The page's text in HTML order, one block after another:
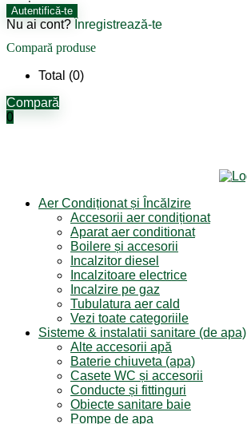
Autentifică-te
Nu ai cont? Înregistrează-te
Compară produse
Total (0)
Compară
0
Aer Condiționat și Încălzire
Accesorii aer condiționat
Aparat aer conditionat
Boilere și accesorii
Incalzitor diesel
Incalzitoare electrice
Incalzire pe gaz
Tubulatura aer cald
Vezi toate categoriile
Sisteme & instalatii sanitare (de apa)
Alte accesorii apă
Baterie chiuveta (apa)
Casete WC și accesorii
Conducte și fittinguri
Obiecte sanitare baie
Pompe de apa